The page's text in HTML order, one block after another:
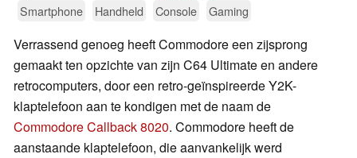
Smartphone Handheld Console Gaming
Verrassend genoeg heeft Commodore een zijsprong
gemaakt ten opzichte van zijn C64 Ultimate en andere
retrocomputers, door een retro-geïnspireerde Y2K-
klaptelefoon aan te kondigen met de naam de
Commodore Callback 8020. Commodore heeft de
aanstaande klaptelefoon, die aanvankelijk werd